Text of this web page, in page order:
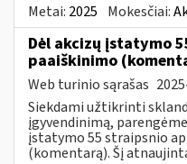
Metai: 2025 Mokesčiai:
Dėl akcizų įstatymo
paaiškinimo
Web turinio sąrašas
Siekdami užtikrinti
įgyvendinimą,
įstatymo 55 straipsnio
(komentarą). Šį